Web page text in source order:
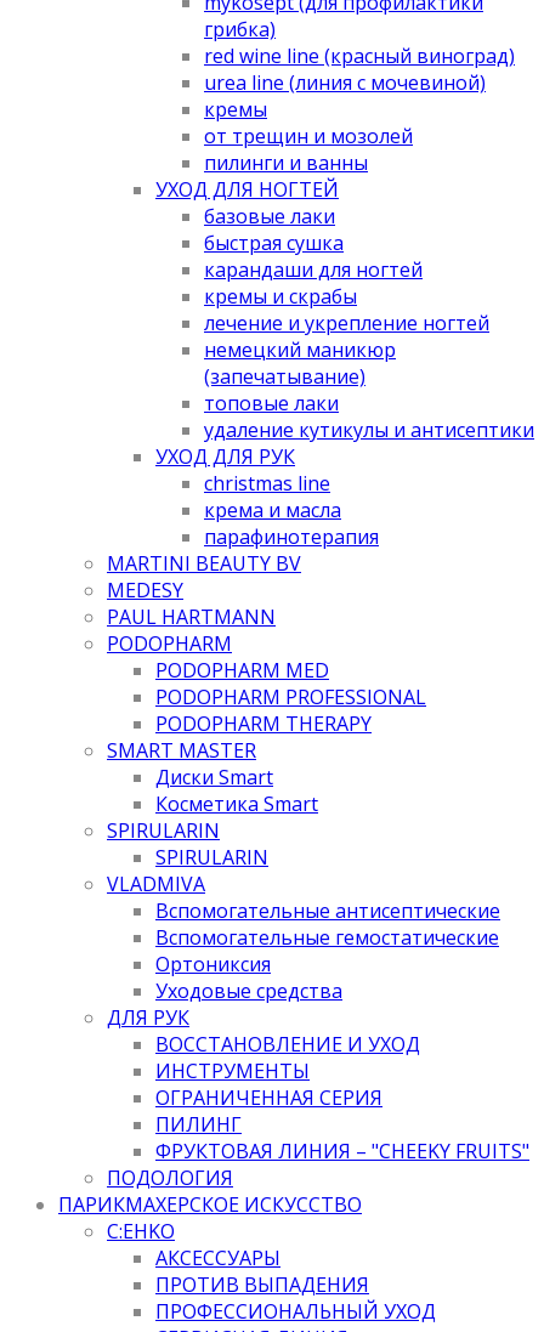
грибка)
red wine line (красный виноград)
urea line (линия с мочевиной)
кремы
от трещин и мозолей
пилинги и ванны
УХОД ДЛЯ НОГТЕЙ
базовые лаки
быстрая сушка
карандаши для ногтей
кремы и скрабы
лечение и укрепление ногтей
немецкий маникюр
(запечатывание)
топовые лаки
удаление кутикулы и антисептики
УХОД ДЛЯ РУК
christmas line
крема и масла
парафинотерапия
MARTINI BEAUTY BV
MEDESY
PAUL HARTMANN
PODOPHARM
PODOPHARM MED
PODOPHARM PROFESSIONAL
PODOPHARM THERAPY
SMART MASTER
Диски Smart
Косметика Smart
SPIRULARIN
SPIRULARIN
VLADMIVA
Вспомогательные антисептические
Вспомогательные гемостатические
Ортониксия
Уходовые средства
ДЛЯ РУК
ВОССТАНОВЛЕНИЕ И УХОД
ИНСТРУМЕНТЫ
ОГРАНИЧЕННАЯ СЕРИЯ
ПИЛИНГ
ФРУКТОВАЯ ЛИНИЯ – "CHEEKY FRUITS"
ПОДОЛОГИЯ
ПАРИКМАХЕРСКОЕ ИСКУССТВО
C:EHKO
АКСЕССУАРЫ
ПРОТИВ ВЫПАДЕНИЯ
ПРОФЕССИОНАЛЬНЫЙ УХОД